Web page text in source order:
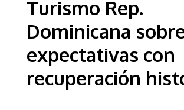
Turismo Rep.
Dominicana
expectativas con
recuperación